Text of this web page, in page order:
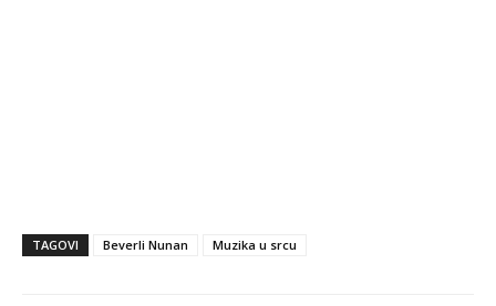
TAGOVI Beverli Nunan Muzika u srcu